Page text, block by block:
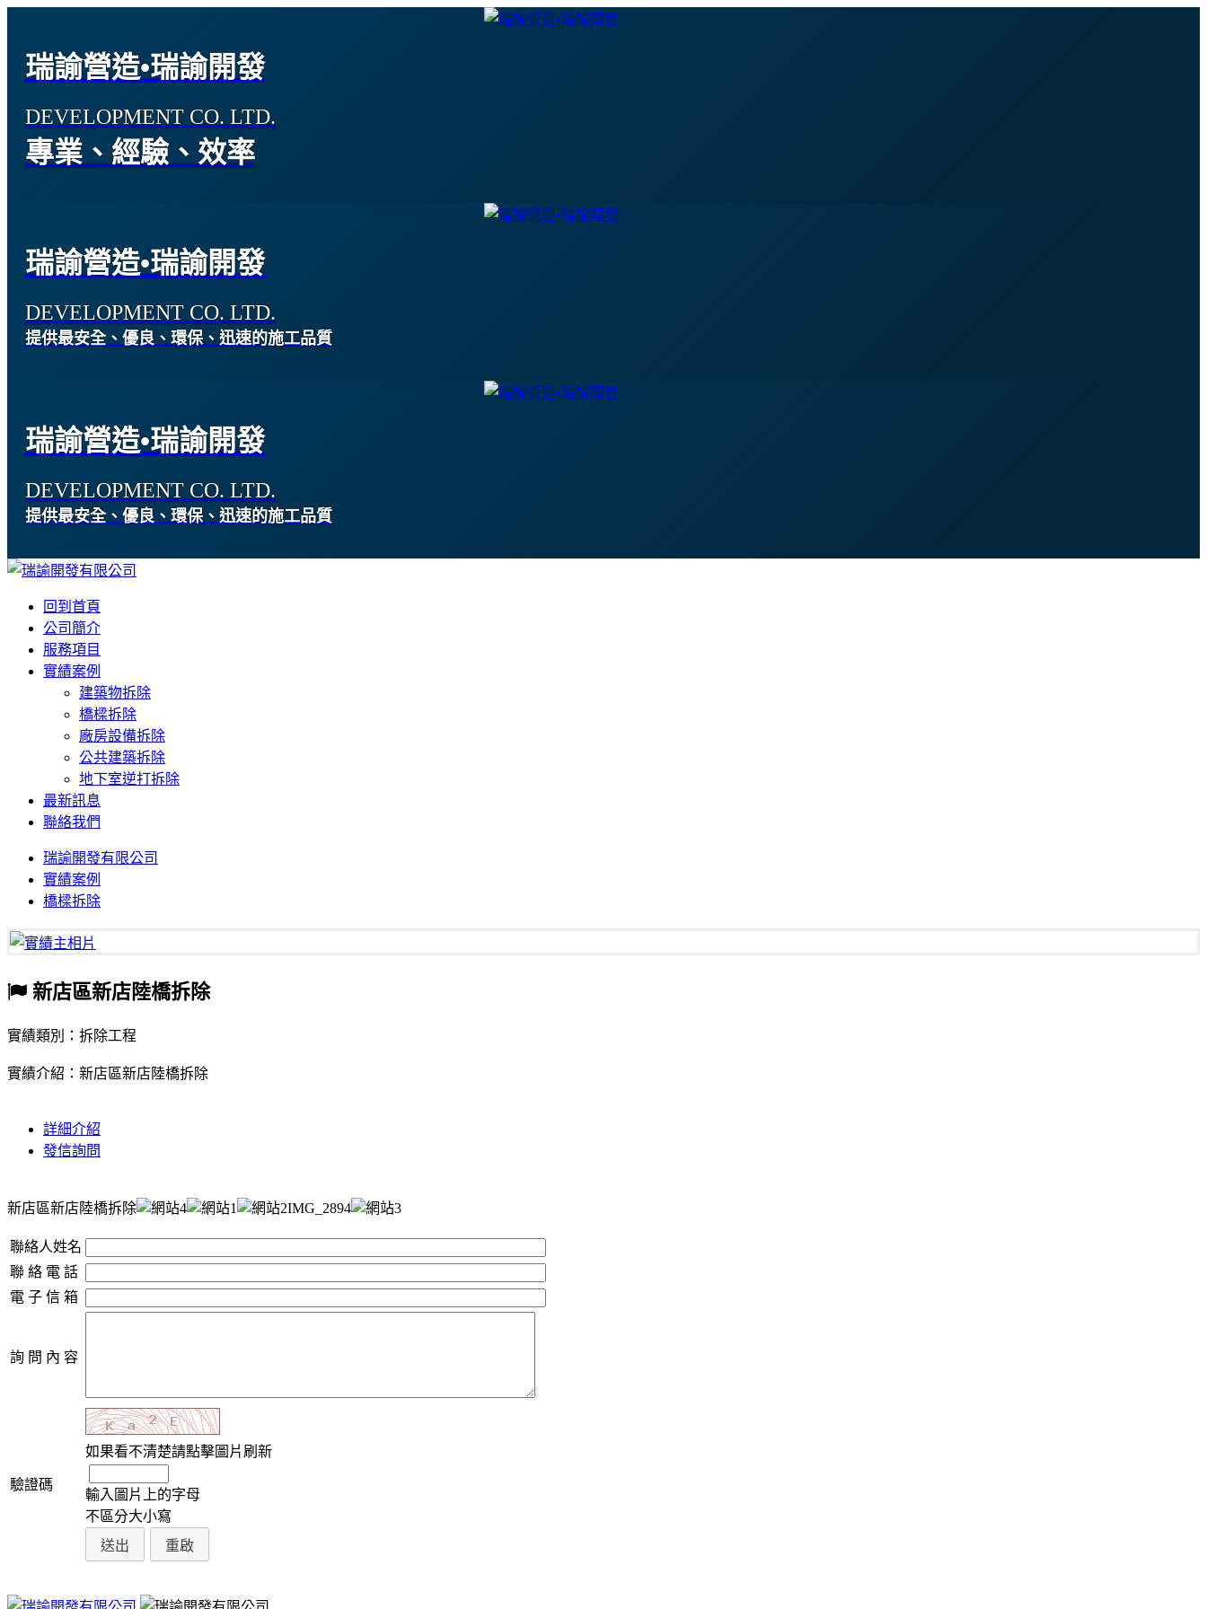
瑞諭營造•瑞諭開發
DEVELOPMENT CO. LTD.
專業、經驗、效率
瑞諭營造•瑞諭開發
DEVELOPMENT CO. LTD.
提供最安全、優良、環保、迅速的施工品質
瑞諭營造•瑞諭開發
DEVELOPMENT CO. LTD.
提供最安全、優良、環保、迅速的施工品質
回到首頁
公司簡介
服務項目
實績案例
建築物拆除
橋樑拆除
廠房設備拆除
公共建築拆除
地下室逆打拆除
最新訊息
聯絡我們
瑞諭開發有限公司
實績案例
橋樑拆除
新店區新店陸橋拆除
實績類別：拆除工程
實績介紹：新店區新店陸橋拆除
詳細介紹
發信詢問
新店區新店陸橋拆除
聯絡人姓名
聯 絡 電 話
電 子 信 箱
詢 問 內 容
驗證碼
如果看不清楚請點擊圖片刷新
輸入圖片上的字母
不區分大小寫